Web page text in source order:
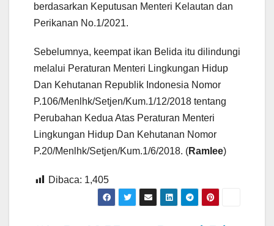
berdasarkan Keputusan Menteri Kelautan dan
Perikanan No.1/2021.
Sebelumnya, keempat ikan Belida itu dilindungi
melalui Peraturan Menteri Lingkungan Hidup
Dan Kehutanan Republik Indonesia Nomor
P.106/Menlhk/Setjen/Kum.1/12/2018 tentang
Perubahan Kedua Atas Peraturan Menteri
Lingkungan Hidup Dan Kehutanan Nomor
P.20/Menlhk/Setjen/Kum.1/6/2018. (Ramlee)
Dibaca: 1,405